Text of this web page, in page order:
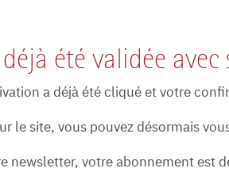
été validée avec
a déjà été cliqué et votre
le site, vous pouvez désormais
newsletter, votre abonnement est